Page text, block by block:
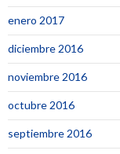
enero 2017
diciembre 2016
noviembre 2016
octubre 2016
septiembre 2016